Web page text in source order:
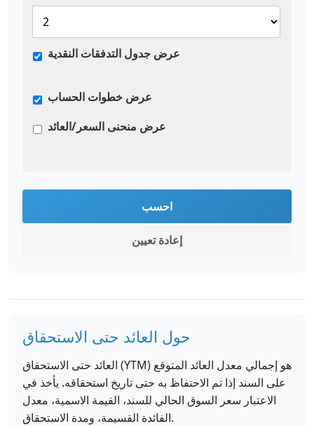
عرض جدول التدفقات النقدية
عرض خطوات الحساب
عرض منحنى السعر/العائد
احسب
إعادة تعيين
حول العائد حتى الاستحقاق
العائد حتى الاستحقاق (YTM) هو إجمالي معدل العائد المتوقع
على السند إذا تم الاحتفاظ به حتى تاريخ استحقاقه. يأخذ في
الاعتبار سعر السوق الحالي للسند، القيمة الاسمية، معدل
الفائدة القسيمة، ومدة الاستحقاق.